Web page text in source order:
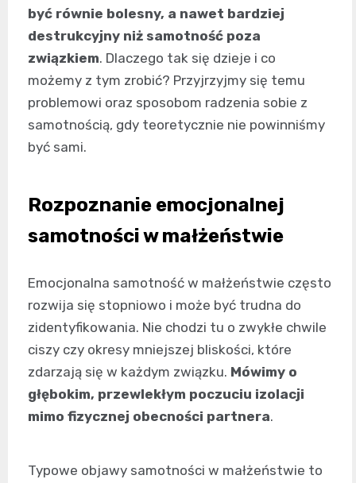
być równie bolesny, a nawet bardziej
destrukcyjny niż samotność poza
związkiem. Dlaczego tak się dzieje i co
możemy z tym zrobić? Przyjrzyjmy się temu
problemowi oraz sposobom radzenia sobie z
samotnością, gdy teoretycznie nie powinniśmy
być sami.
Rozpoznanie emocjonalnej
samotności w małżeństwie
Emocjonalna samotność w małżeństwie często
rozwija się stopniowo i może być trudna do
zidentyfikowania. Nie chodzi tu o zwykłe chwile
ciszy czy okresy mniejszej bliskości, które
zdarzają się w każdym związku. Mówimy o
głębokim, przewlekłym poczuciu izolacji
mimo fizycznej obecności partnera.
Typowe objawy samotności w małżeństwie to